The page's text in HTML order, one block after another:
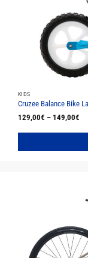
KIDS
Cruzee Balance Bike
129,00€ – 149,00€
Optionen
können